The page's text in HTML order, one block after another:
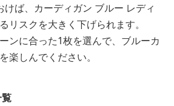
けば、カーディガン ブルー レディ
リスクを大きく下げられます。
ンに合った1枚を選んで、ブルーカ
楽しんでください。